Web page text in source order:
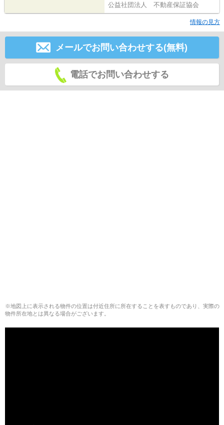
公益社団法人 不動産保証協会
情報の見方
メールでお問い合わせする(無料)
電話でお問い合わせする
※地図上に表示される物件の位置は付近住所に所在することを表すものであり、実際の
物件所在地とは異なる場合がございます。